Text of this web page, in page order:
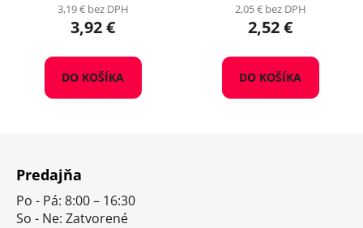
3,19 € bez DPH
3,92 €
DO KOŠÍKA
2,05 € bez DPH
2,52 €
DO KOŠÍKA
Predajňa
Po - Pá: 8:00 – 16:30
So - Ne: Zatvorené